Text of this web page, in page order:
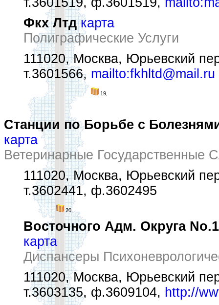
Фкх Лтд карта
Полиграфические Услуги
111020, Москва, Юрьевский
т.3601566, mailto:fkhltd@mail.ru
19,
Станции по Борьбе с
карта
Ветеринарные Государственные
111020, Москва, Юрьевский
т.3602441, ф.3602495
20,
Восточного Адм. Округа
карта
Диспансеры
111020, Москва, Юрьевский
т.3603135, ф.3609104, http://